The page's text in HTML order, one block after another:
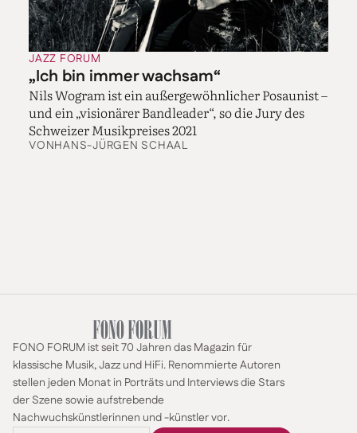
JAZZ FORUM
„Ich bin immer wachsam“
Nils Wogram ist ein außergewöhnlicher Posaunist –
und ein „visionärer Bandleader“, so die Jury des
Schweizer Musikpreises 2021
VONHANS-JÜRGEN SCHAAL
FONO FORUM ist seit 70 Jahren das Magazin für
klassische Musik, Jazz und HiFi. Renommierte Autoren
stellen jeden Monat in Porträts und Interviews die Stars
der Szene sowie aufstrebende
Nachwuchskünstlerinnen und -künstler vor.